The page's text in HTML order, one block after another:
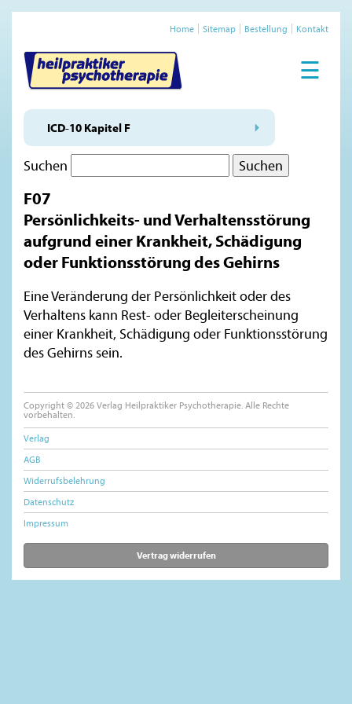
Home Sitemap Bestellung Kontakt
☰
ICD-10 Kapitel F
Suchen
F07
Persönlichkeits- und Verhaltensstörung
aufgrund einer Krankheit, Schädigung
oder Funktionsstörung des Gehirns
Eine Veränderung der Persönlichkeit oder des
Verhaltens kann Rest- oder Begleiterscheinung
einer Krankheit, Schädigung oder Funktionsstörung
des Gehirns sein.
Copyright © 2026 Verlag Heilpraktiker Psychotherapie. Alle Rechte
vorbehalten.
Verlag
AGB
Widerrufsbelehrung
Datenschutz
Impressum
Vertrag widerrufen